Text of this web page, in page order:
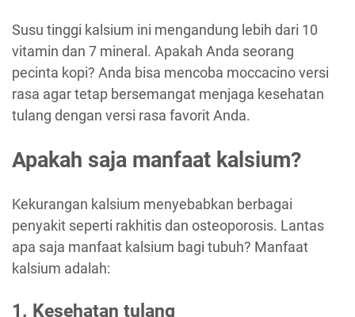
Susu tinggi kalsium ini mengandung lebih dari 10
vitamin dan 7 mineral. Apakah Anda seorang
pecinta kopi? Anda bisa mencoba moccacino versi
rasa agar tetap bersemangat menjaga kesehatan
tulang dengan versi rasa favorit Anda.
Apakah saja manfaat kalsium?
Kekurangan kalsium menyebabkan berbagai
penyakit seperti rakhitis dan osteoporosis. Lantas
apa saja manfaat kalsium bagi tubuh? Manfaat
kalsium adalah:
1. Kesehatan tulang